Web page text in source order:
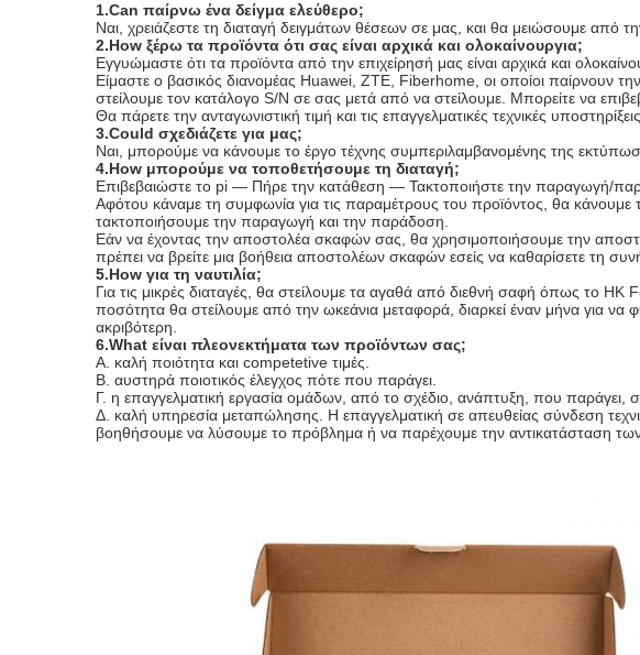
1.Can παίρνω ένα δείγμα ελεύθερο;
Ναι, χρειάζεστε τη διαταγή δειγμάτων θέσεων σε μας, και θα μειώσουμε από
2.How ξέρω τα προϊόντα ότι σας είναι αρχικά και ολοκαίνουργια;
Εγγυώμαστε ότι τα προϊόντα από την επιχείρησή μας είναι αρχικά και
Είμαστε ο βασικός διανομέας Huawei, ZTE, Fiberhome, οι οποίοι παίρνουν
στείλουμε τον κατάλογο S/N σε σας μετά από να στείλουμε. Μπορείτε να
Θα πάρετε την ανταγωνιστική τιμή και τις επαγγελματικές τεχνικές υποστηρίξεις.
3.Could σχεδιάζετε για μας;
Ναι, μπορούμε να κάνουμε το έργο τέχνης συμπεριλαμβανομένης της
4.How μπορούμε να τοποθετήσουμε τη διαταγή;
Επιβεβαιώστε το pi — Πήρε την κατάθεση — Τακτοποιήστε την παραγωγή/
Αφότου κάναμε τη συμφωνία για τις παραμέτρους του προϊόντος, θα
τακτοποιήσουμε την παραγωγή και την παράδοση.
Εάν να έχοντας την αποστολέα σκαφών σας, θα χρησιμοποιήσουμε την
πρέπει να βρείτε μια βοήθεια αποστολέων σκαφών εσείς να καθαρίσετε τη
5.How για τη ναυτιλία;
Για τις μικρές διαταγές, θα στείλουμε τα αγαθά από διεθνή σαφή όπως το
ποσότητα θα στείλουμε από την ωκεάνια μεταφορά, διαρκεί έναν μήνα για να
ακριβότερη.
6.What είναι πλεονεκτήματα των προϊόντων σας;
Α. καλή ποιότητα και competetive τιμές.
Β. αυστηρά ποιοτικός έλεγχος πότε που παράγει.
Γ. η επαγγελματική εργασία ομάδων, από το σχέδιο, ανάπτυξη, που παράγει,
Δ. καλή υπηρεσία μεταπώλησης. Η επαγγελματική σε απευθείας σύνδεση
βοηθήσουμε να λύσουμε το πρόβλημα ή να παρέχουμε την αντικατάσταση